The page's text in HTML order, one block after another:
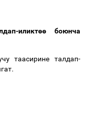
иликтөөбоюнча
таасирине талдап-